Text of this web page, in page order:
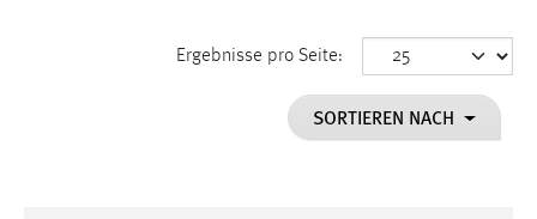
Ergebnisse pro Seite:
SORTIEREN NACH
Dieser Cookie speichert die ausgewählten Einverständnis-